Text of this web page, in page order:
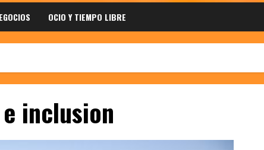
OCIO Y TIEMPO LIBRE
inclusion